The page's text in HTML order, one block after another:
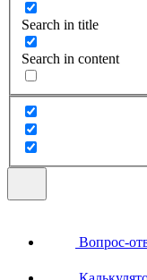
Search in title
Search in content
Вопрос-